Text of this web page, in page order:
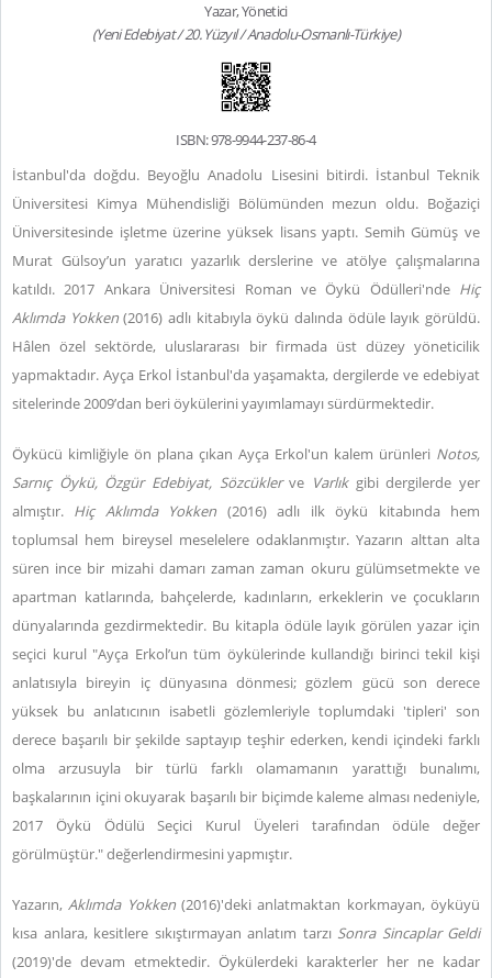
Yazar, Yönetici
(Yeni Edebiyat / 20. Yüzyıl / Anadolu-Osmanlı-Türkiye)
ISBN: 978-9944-237-86-4
İstanbul'da doğdu. Beyoğlu Anadolu Lisesini bitirdi. İstanbul Teknik
Üniversitesi Kimya Mühendisliği Bölümünden mezun oldu. Boğaziçi
Üniversitesinde işletme üzerine yüksek lisans yaptı. Semih Gümüş ve
Murat Gülsoy’un yaratıcı yazarlık derslerine ve atölye çalışmalarına
katıldı. 2017 Ankara Üniversitesi Roman ve Öykü Ödülleri'nde Hiç
Aklımda Yokken(2016) adlı kitabıyla öykü dalında ödüle layık görüldü.
Hâlen özel sektörde, uluslararası bir firmada üst düzey yöneticilik
yapmaktadır. Ayça Erkol İstanbul'da yaşamakta, dergilerde ve edebiyat
sitelerinde 2009’dan beri öykülerini yayımlamayı sürdürmektedir.
Öykücü kimliğiyle ön plana çıkan Ayça Erkol'un kalem ürünleri Notos,
Sarnıç Öykü, Özgür Edebiyat, Sözcüklerve Varlıkgibi dergilerde yer
almıştır. Hiç Aklımda Yokken (2016) adlı ilk öykü kitabında hem
toplumsal hem bireysel meselelere odaklanmıştır. Yazarın alttan alta
süren ince bir mizahi damarı zaman zaman okuru gülümsetmekte ve
apartman katlarında, bahçelerde, kadınların, erkeklerin ve çocukların
dünyalarında gezdirmektedir. Bu kitapla ödüle layık görülen yazar için
seçici kurul "Ayça Erkol’un tüm öykülerinde kullandığı birinci tekil kişi
anlatısıyla bireyin iç dünyasına dönmesi; gözlem gücü son derece
yüksek bu anlatıcının isabetli gözlemleriyle toplumdaki 'tipleri' son
derece başarılı bir şekilde saptayıp teşhir ederken, kendi içindeki farklı
olma arzusuyla bir türlü farklı olamamanın yarattığı bunalımı,
başkalarının içini okuyarak başarılı bir biçimde kaleme alması nedeniyle,
2017 Öykü Ödülü Seçici Kurul Üyeleri tarafından ödüle değer
görülmüştür." değerlendirmesini yapmıştır.
Yazarın,Aklımda Yokken (2016)'deki anlatmaktan korkmayan, öyküyü
kısa anlara, kesitlere sıkıştırmayan anlatım tarzı Sonra Sincaplar Geldi
(2019)'de devam etmektedir. Öykülerdeki karakterler her ne kadar